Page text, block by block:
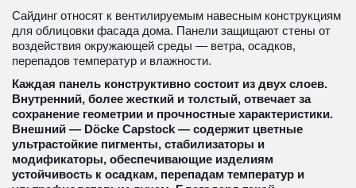
Сайдинг относят к вентилируемым навесным конструкциям
для облицовки фасада дома. Панели защищают стены от
воздействия окружающей среды — ветра, осадков,
перепадов температур и влажности.
Каждая панель конструктивно состоит из двух слоев.
Внутренний, более жесткий и толстый, отвечает за
сохранение геометрии и прочностные характеристики.
Внешний — Döcke Capstock — содержит цветные
ультрастойкие пигменты, стабилизаторы и
модификаторы, обеспечивающие изделиям
устойчивость к осадкам, перепадам температур и